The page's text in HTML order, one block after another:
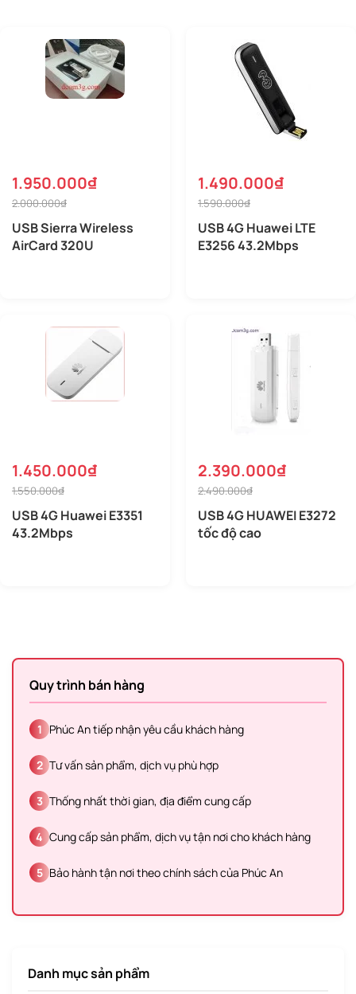
1.950.000₫
2.000.000₫
USB Sierra Wireless
AirCard 320U
1.490.000₫
1.590.000₫
USB 4G Huawei LTE
E3256 43.2Mbps
1.450.000₫
1.550.000₫
USB 4G Huawei E3351
43.2Mbps
2.390.000₫
2.490.000₫
USB 4G HUAWEI E3272
tốc độ cao
Quy trình bán hàng
1 Phúc An tiếp nhận yêu cầu khách hàng
2 Tư vấn sản phẩm, dịch vụ phù hợp
3 Thống nhất thời gian, địa điểm cung cấp
4 Cung cấp sản phẩm, dịch vụ tận nơi cho khách hàng
5 Bảo hành tận nơi theo chính sách của Phúc An
Danh mục sản phẩm